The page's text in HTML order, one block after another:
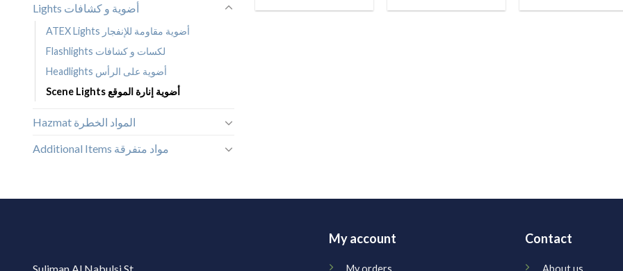
Lights أضوية و كشافات
ATEX Lights أضوية مقاومة للإنفجار
Flashlights لكسات و كشافات
Headlights أضوية على الرأس
Scene Lights أضوية إنارة الموقع
Hazmat المواد الخطرة
Additional Items مواد متفرقة
My account Contact